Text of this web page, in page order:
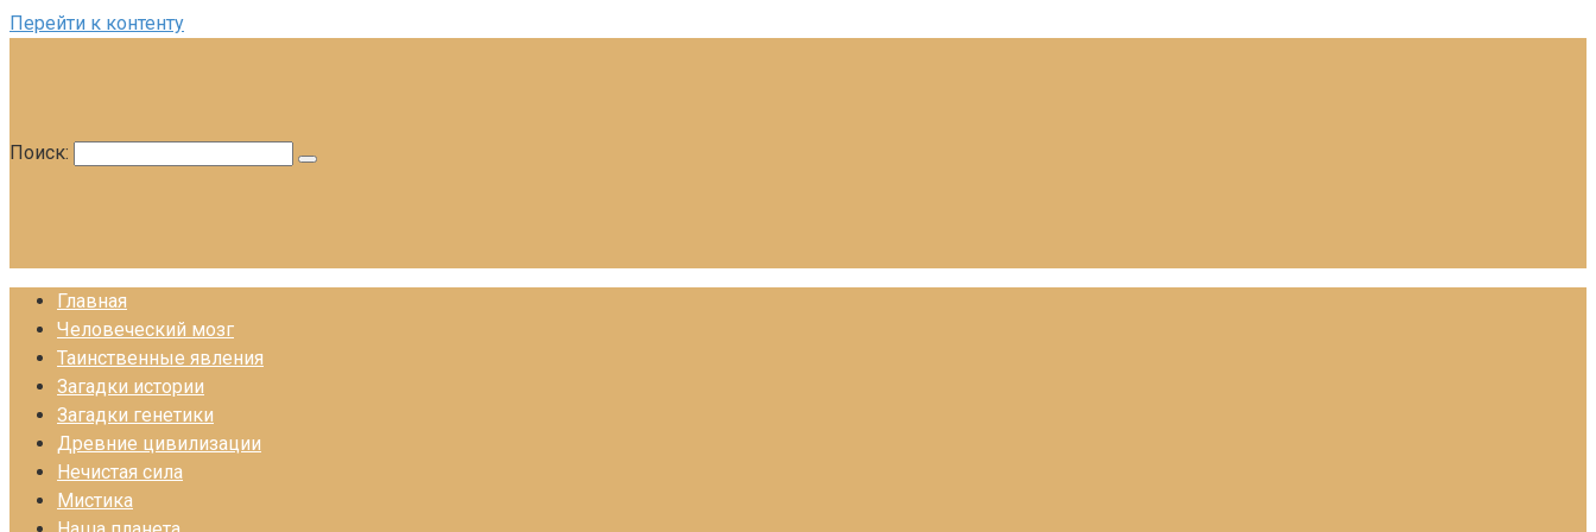
Перейти к контенту
Поиск:
Главная
Человеческий мозг
Таинственные явления
Загадки истории
Загадки генетики
Древние цивилизации
Нечистая сила
Мистика